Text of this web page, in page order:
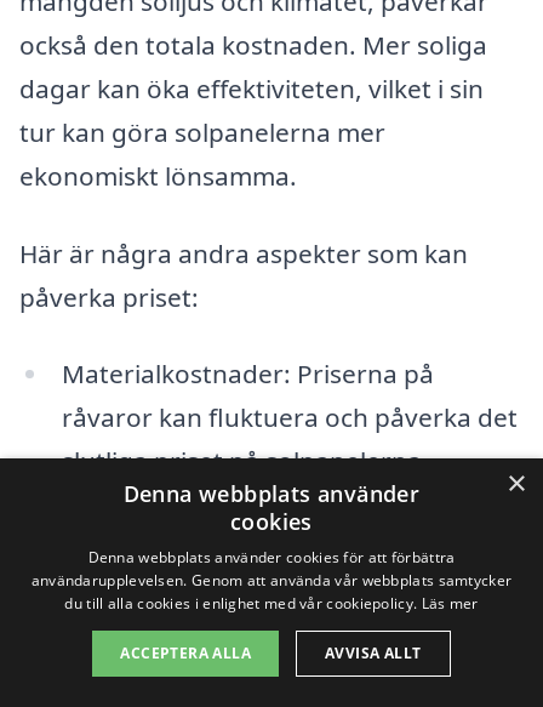
också den totala kostnaden. Mer soliga
dagar kan öka effektiviteten, vilket i sin
tur kan göra solpanelerna mer
ekonomiskt lönsamma.
Här är några andra aspekter som kan
påverka priset:
Materialkostnader: Priserna på
råvaror kan fluktuera och påverka det
slutliga priset på solpanelerna.
Installationstjänster: Kostnaden för
arbetskraft kan variera beroende på
installationens komplexitet och det
företag man väljer.
×
Denna webbplats använder
cookies
Denna webbplats använder cookies för att förbättra
användarupplevelsen. Genom att använda vår webbplats samtycker
du till alla cookies i enlighet med vår cookiepolicy. Läs mer
ACCEPTERA ALLA AVVISA ALLT